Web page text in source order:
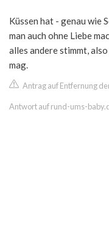
Küssen hat - genau wie
man auch ohne Liebe
alles andere stimmt,
mag.
Antrag auf Entfernung
Antwort auf rund-ums-